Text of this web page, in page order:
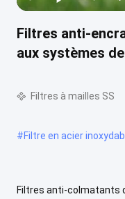
Filtres anti-
aux systèmes
Filtres à mailles SS
#Filtre en acier
Filtres anti-colmatants